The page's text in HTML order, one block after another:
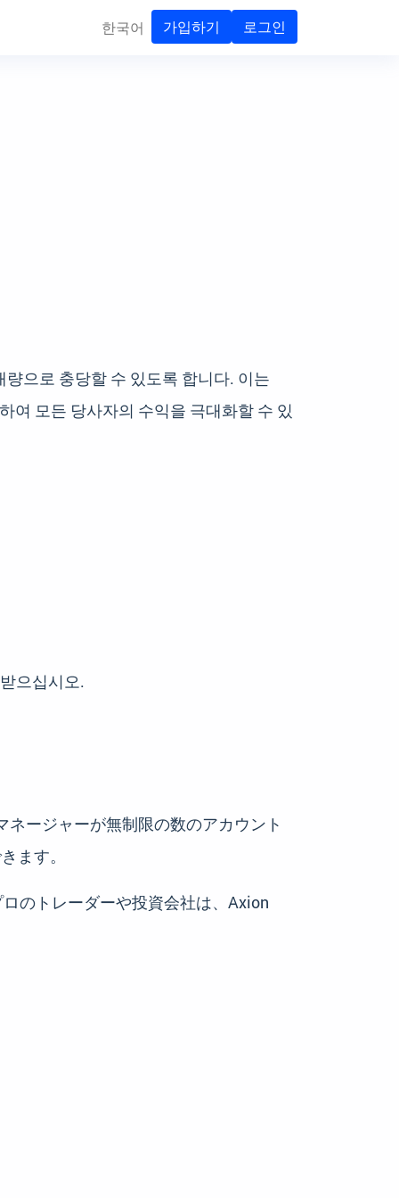
한국어 가입하기 로그인
으로 충당할 수 있도록 합니다. 이는
여 모든 당사자의 수익을 극대화할 수 있
으십시오.
ージャーが無制限の数のアカウント
ます。
のトレーダーや投資会社は、Axion